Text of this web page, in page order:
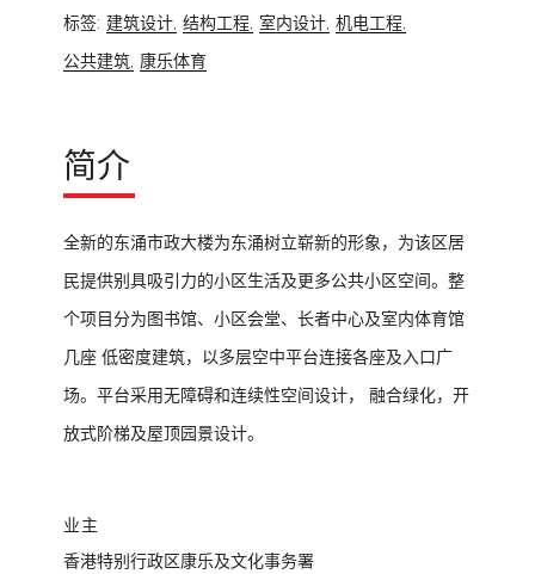
标签: 建筑设计, 结构工程, 室内设计, 机电工程,
公共建筑, 康乐体育
简介
全新的东涌市政大楼为东涌树立崭新的形象，为该区居
民提供别具吸引力的小区生活及更多公共小区空间。整
个项目分为图书馆、小区会堂、长者中心及室内体育馆
几座 低密度建筑，以多层空中平台连接各座及入口广
场。平台采用无障碍和连续性空间设计， 融合绿化，开
放式阶梯及屋顶园景设计。
业主
香港特别行政区康乐及文化事务署